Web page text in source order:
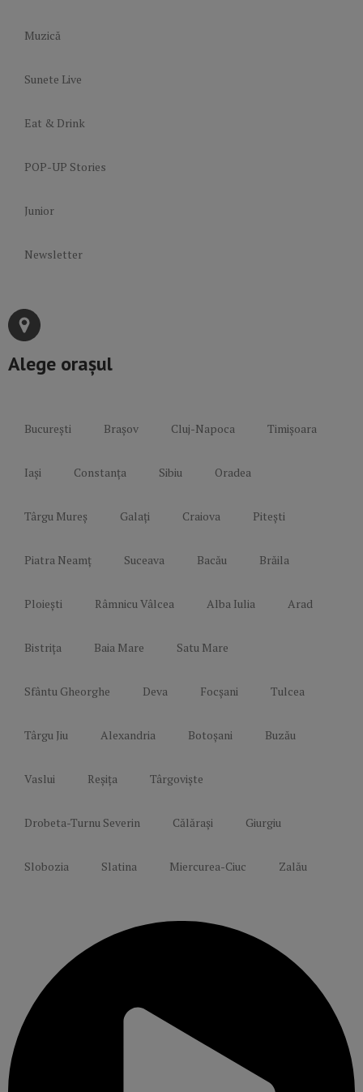
Muzică
Sunete Live
Eat & Drink
POP-UP Stories
Junior
Newsletter
Alege orașul
București Brașov Cluj-Napoca Timișoara
Iași Constanța Sibiu Oradea
Târgu Mureș Galați Craiova Pitești
Piatra Neamț Suceava Bacău Brăila
Ploiești Râmnicu Vâlcea Alba Iulia Arad
Bistrița Baia Mare Satu Mare
Sfântu Gheorghe Deva Focșani Tulcea
Târgu Jiu Alexandria Botoșani Buzău
Vaslui Reșița Târgoviște
Drobeta-Turnu Severin Călărași Giurgiu
Slobozia Slatina Miercurea-Ciuc Zalău